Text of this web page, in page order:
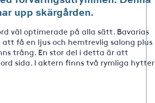
upp skärgården.
väl optimerade på alla sätt. Bavarias
få en ljus och hemtrevlig salong plus
trång. En stor del i detta är att
sida. I aktern finns två rymliga hytter